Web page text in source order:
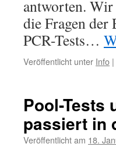
antworten.
die Fragen
PCR-Tests…
Veröffentlicht unter Info |
Pool-Tests
passiert in
Veröffentlicht am 18.